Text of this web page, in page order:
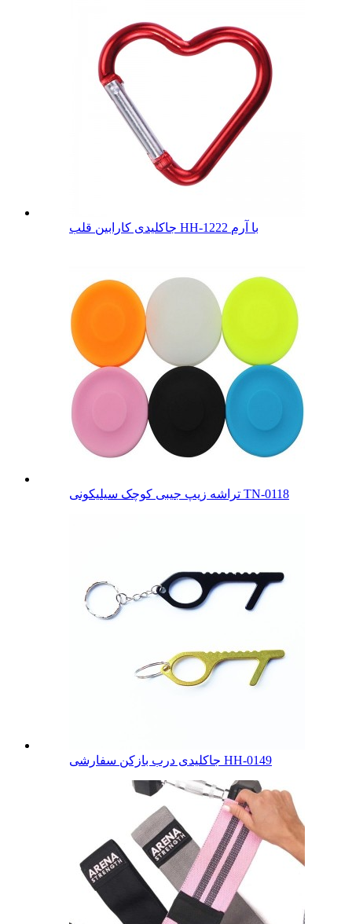
جاکلیدی کارابین قلب HH-1222 با آرم
تراشه زیپ جیبی کوچک سیلیکونی TN-0118
جاکلیدی درب بازکن سفارشی HH-0149